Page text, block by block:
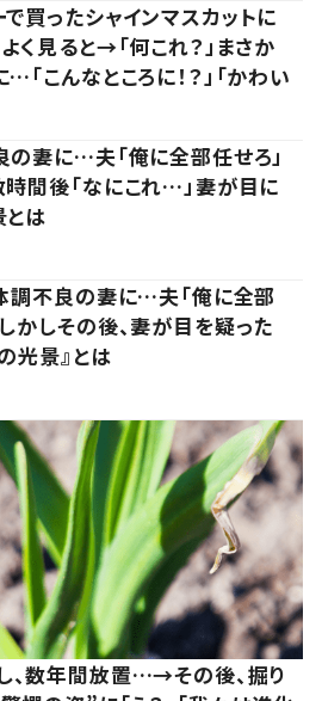
買ったシャインマスカットに
く見ると→「何これ？」まさか
「こんなところに！？」「かわい
妻に…夫「俺に全部任せろ」
時間後「なにこれ…」妻が目に
とは
体調不良の妻に…夫「俺に全部
かしその後、妻が目を疑った
光景』とは
、数年間放置…→その後、掘り